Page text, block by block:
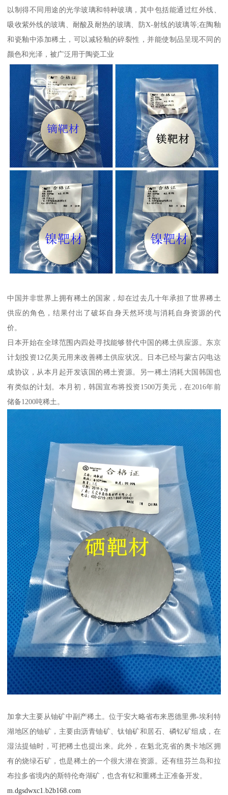
以制得不同用途的光学玻璃和特种玻璃，其中包括能通过红外线、
吸收紫外线的玻璃、耐酸及耐热的玻璃、防X-射线的玻璃等;在陶釉
和瓷釉中添加稀土，可以减轻釉的碎裂性，并能使制品呈现不同的
颜色和光泽，被广泛用于陶瓷工业
中国并非世界上拥有稀土的国家，却在过去几十年承担了世界稀土
供应的角色，结果付出了破坏自身天然环境与消耗自身资源的代
价。
日本开始在全球范围内四处寻找能够替代中国的稀土供应源。东京
计划投资12亿美元用来改善稀土供应状况。日本已经与蒙古闪电达
成协议，从本月起开发该国的稀土资源。另一稀土消耗大国韩国也
有类似的计划。本月初，韩国宣布将投资1500万美元，在2016年前
储备1200吨稀土。
加拿大主要从铀矿中副产稀土。位于安大略省布来恩德里弗-埃利特
湖地区的铀矿，主要由沥青铀矿、钛铀矿和居石、磷钇矿组成，在
湿法提铀时，可把稀土也提出来。此外，在魁北克省的奥卡地区拥
有的烧绿石矿，也是稀土的一个很大潜在资源。还有纽芬兰岛和拉
布拉多省境内的斯特伦奇湖矿，也含有钇和重稀土正准备开发。
m.dgsdwxc1.b2b168.com